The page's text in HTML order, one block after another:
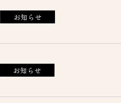
お知らせ
お知らせ